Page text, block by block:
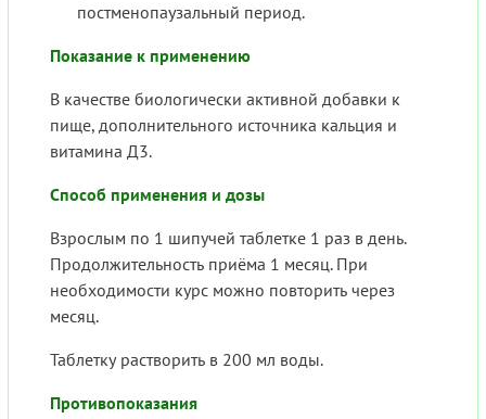
постменопаузальный период.
Показание к применению
В качестве биологически активной добавки к
пище, дополнительного источника кальция и
витамина Д3.
Способ применения и дозы
Взрослым по 1 шипучей таблетке 1 раз в день.
Продолжительность приёма 1 месяц. При
необходимости курс можно повторить через
месяц.
Таблетку растворить в 200 мл воды.
Противопоказания